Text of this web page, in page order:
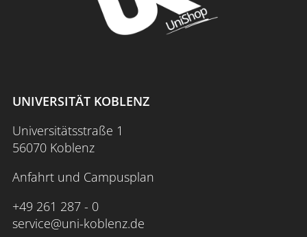
UNIVERSITÄT KOBLENZ
Universitätsstraße 1
56070 Koblenz
Anfahrt und Campusplan
+49 261 287 - 0
service@uni-koblenz.de